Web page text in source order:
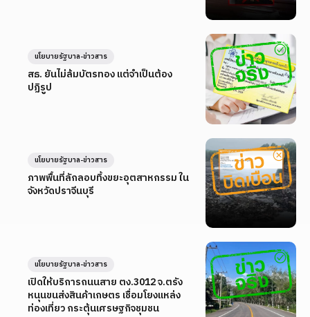
สธ. ยันไม่ล้มบัตรทอง แต่จำเป็นต้อง
ปฏิรูป
นโยบายรัฐบาล-ข่าวสาร
ภาพพื้นที่ลักลอบทิ้งขยะอุตสาหกรรม ใน
จังหวัดปราจีนบุรี
นโยบายรัฐบาล-ข่าวสาร
เปิดให้บริการถนนสาย ตง.3012 จ.ตรัง
หนุนขนส่งสินค้าเกษตร เชื่อมโยงแหล่ง
ท่องเที่ยว กระตุ้นเศรษฐกิจชุมชน
นโยบายรัฐบาล-ข่าวสาร